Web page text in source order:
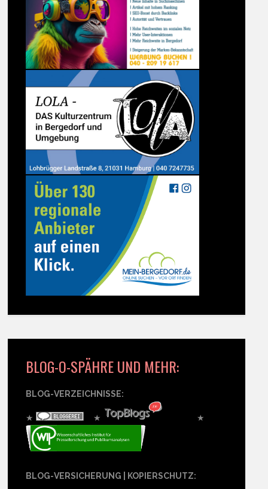
BLOG-O-SPÄHRE UND MEHR:
BLOG-VERZEICHNISSE:
★ ★ ★
BLOG-VERSICHERUNG | KOPIERSCHUTZ: